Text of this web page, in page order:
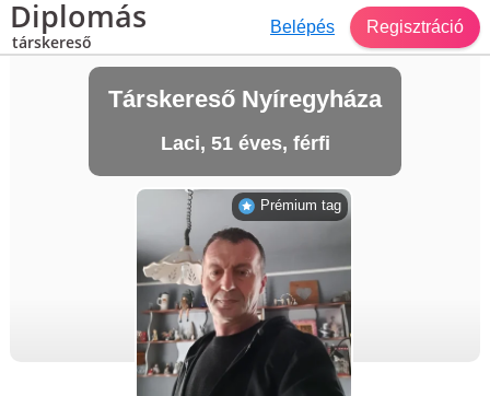
Diplomás
társkereső
Belépés Regisztráció
Társkereső Nyíregyháza
Laci, 51 éves, férfi
Prémium tag